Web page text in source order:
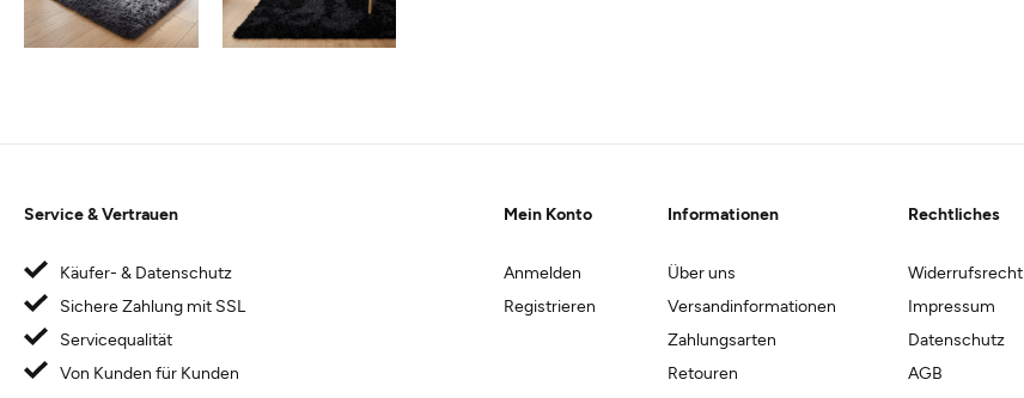
Mein Konto
Anmelden
Registrieren
Informationen
Über uns
Versandinformationen
Zahlungsarten
Retouren
Rechtliches
Widerrufsrecht
Impressum
Datenschutz
AGB
Service & Vertrauen
Käufer- & Datenschutz
Sichere Zahlung mit SSL
Servicequalität
Von Kunden für Kunden